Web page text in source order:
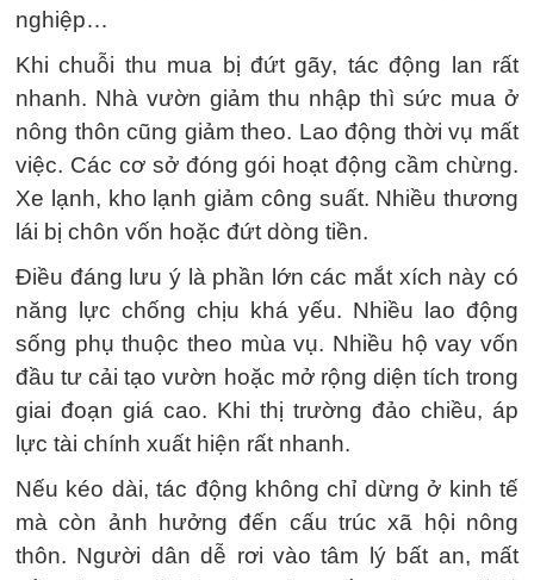
nghiệp…
Khi chuỗi thu mua bị đứt gãy, tác động lan rất
nhanh. Nhà vườn giảm thu nhập thì sức mua ở
nông thôn cũng giảm theo. Lao động thời vụ mất
việc. Các cơ sở đóng gói hoạt động cầm chừng.
Xe lạnh, kho lạnh giảm công suất. Nhiều thương
lái bị chôn vốn hoặc đứt dòng tiền.
Điều đáng lưu ý là phần lớn các mắt xích này có
năng lực chống chịu khá yếu. Nhiều lao động
sống phụ thuộc theo mùa vụ. Nhiều hộ vay vốn
đầu tư cải tạo vườn hoặc mở rộng diện tích trong
giai đoạn giá cao. Khi thị trường đảo chiều, áp
lực tài chính xuất hiện rất nhanh.
Nếu kéo dài, tác động không chỉ dừng ở kinh tế
mà còn ảnh hưởng đến cấu trúc xã hội nông
thôn. Người dân dễ rơi vào tâm lý bất an, mất